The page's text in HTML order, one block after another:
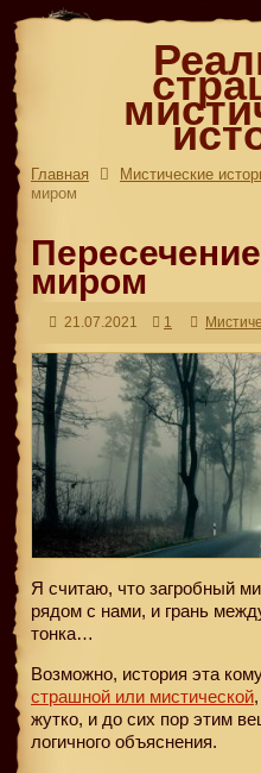
Главная Мистические
миром
миром
21.07.2021 1
Я считаю, что загробный
рядом с нами, и грань
тонка…
Возможно, история эта
страшной или мистической
жутко, и до сих пор этим
логичного объяснения.